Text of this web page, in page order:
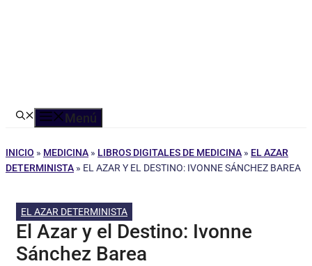
Menú
INICIO » MEDICINA » LIBROS DIGITALES DE MEDICINA » EL AZAR
DETERMINISTA » EL AZAR Y EL DESTINO: IVONNE SÁNCHEZ BAREA
EL AZAR DETERMINISTA
El Azar y el Destino: Ivonne
Sánchez Barea